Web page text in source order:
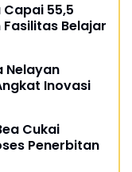
Capai 55,5
Fasilitas Belajar
Nelayan
Inovasi
Cukai
Penerbitan